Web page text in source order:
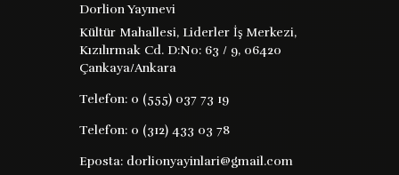
vsevolod pudovkin in film tekniği ve
yapımı üzerine hazırladığı kitabı bu
türde yazılmış en önemli yapıtlardan
biridir uyguladığı kurgu tekniklerini
92 TL Satın Al
Dorlion Yayınevi
Kültür Mahallesi, Liderler İş Merkezi,
Kızılırmak Cd. D:No: 63 / 9, 06420
Çankaya/Ankara
Telefon: 0 (555) 037 73 19
Telefon: 0 (312) 433 03 78
Eposta: dorlionyayinlari@gmail.com